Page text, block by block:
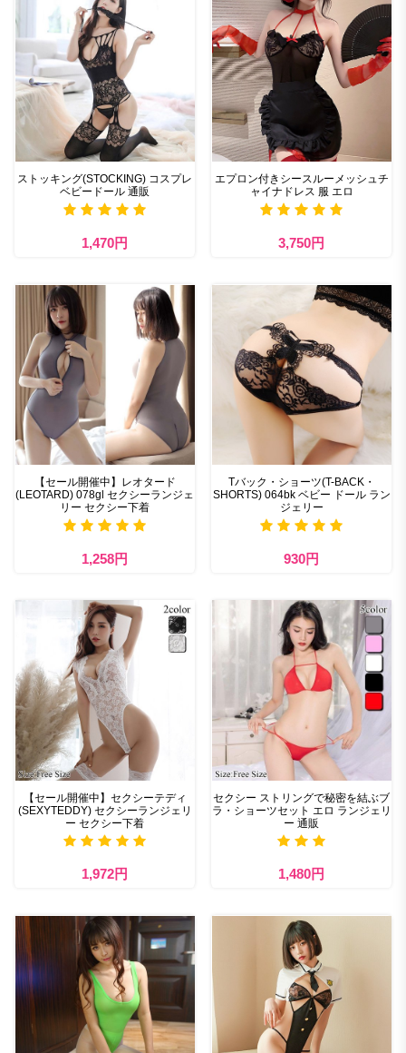
ストッキング(STOCKING) コスプレ
ベビードール 通販
1,470円
エプロン付きシースルーメッシュチ
ャイナドレス 服 エロ
3,750円
【セール開催中】レオタード
(LEOTARD) 078gl セクシーランジェ
リー セクシー下着
1,258円
Tバック・ショーツ(T-BACK・
SHORTS) 064bk ベビー ドール ラン
ジェリー
930円
【セール開催中】セクシーテディ
(SEXYTEDDY) セクシーランジェリ
ー セクシー下着
1,972円
セクシー​ ストリングで秘密を結ぶブ
ラ・ショーツセット エロ ランジェリ
ー 通販
1,480円